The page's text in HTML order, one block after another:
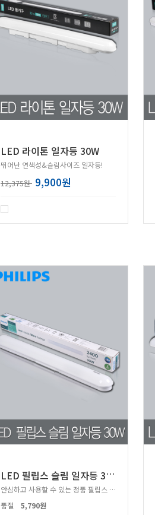
LED 라이톤 일자등 30W
뛰어난 연색성&슬림사이즈 일자등!
12,375원 9,900원
L
ED 필립스 슬림 일자등 30W 필립스칩
안심하고 사용할 수 있는 정품 필립스 일자등!
품절
5,790원